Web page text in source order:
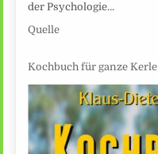
der Psychologie…
Quelle
Kochbuch für ganze Kerle